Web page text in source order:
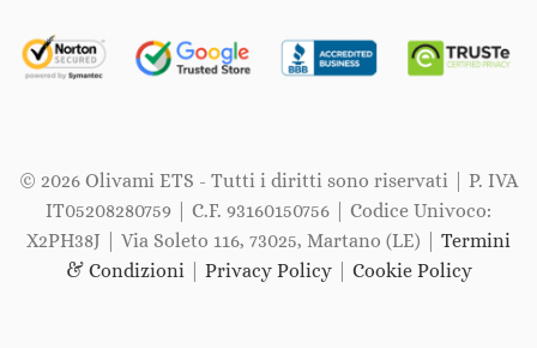
© 2026 Olivami ETS - Tutti i diritti sono riservati | P. IVA
IT05208280759 | C.F. 93160150756 | Codice Univoco:
X2PH38J | Via Soleto 116, 73025, Martano (LE) | Termini
& Condizioni| Privacy Policy| Cookie Policy